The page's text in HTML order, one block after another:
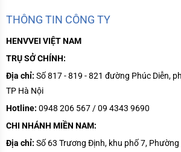
THÔNG TIN CÔNG TY
HENVVEI VIỆT NAM
TRỤ SỞ CHÍNH:
Địa chỉ: Số 817 - 819 - 821 đường Phúc Diễn,
TP Hà Nội
Hotline: 0948 206 567 / 09 4343 9690
CHI NHÁNH MIỀN NAM:
Địa chỉ: Số 63 Trương Định, khu phố 7, Phường